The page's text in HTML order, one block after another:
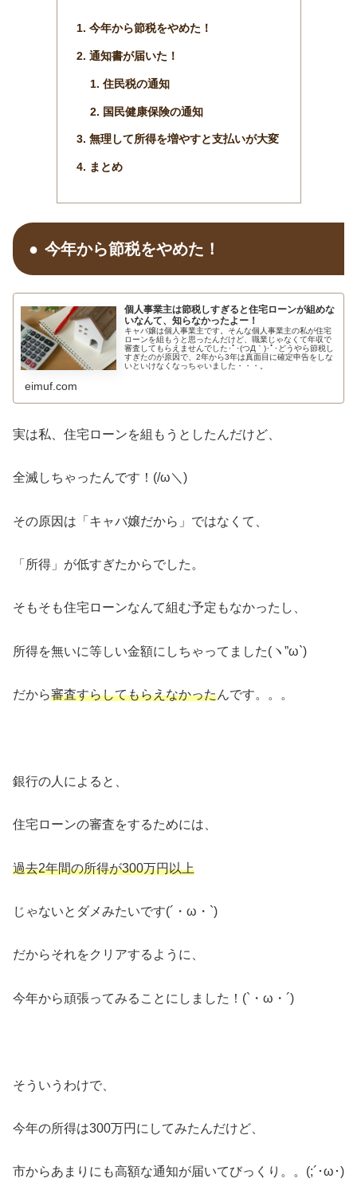
今年から節税をやめた！
通知書が届いた！
住民税の通知
国民健康保険の通知
無理して所得を増やすと支払いが大変
まとめ
今年から節税をやめた！
個人事業主は節税しすぎると住宅ローンが組めな
いなんて、知らなかったよー！
キャバ嬢は個人事業主です。そんな個人事業主の私が住宅
ローンを組もうと思ったんだけど、職業じゃなくて年収で
審査してもらえませんでした･ﾟ･(つД｀)･ﾟ･どうやら節税し
すぎたのが原因で、2年から3年は真面目に確定申告をしな
いといけなくなっちゃいました・・・。
eimuf.com
実は私、住宅ローンを組もうとしたんだけど、
全滅しちゃったんです！(/ω＼)
その原因は「キャバ嬢だから」ではなくて、
「所得」が低すぎたからでした。
そもそも住宅ローンなんて組む予定もなかったし、
所得を無いに等しい金額にしちゃってました(ヽ”ω`)
だから審査すらしてもらえなかったんです。。。
銀行の人によると、
住宅ローンの審査をするためには、
過去2年間の所得が300万円以上
じゃないとダメみたいです(´・ω・`)
だからそれをクリアするように、
今年から頑張ってみることにしました！(`・ω・´)
そういうわけで、
今年の所得は300万円にしてみたんだけど、
市からあまりにも高額な通知が届いてびっくり。。(;´･ω･)